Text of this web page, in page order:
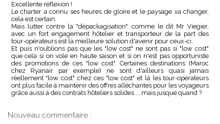
Excellente réflexion !
Le charter a connu ses heures de gloire et le paysage va changer,
cela est certain.
Mais lutter contre la "dépackagisation", comme le dit Mr Viegier,
avec un fort engagement hôtelier et transporteur de la part des
tour-opérateurs est la meilleure solution d'avenir pour ceux-ci.
Et puis n'oublions pas que les "low cost" ne sont pas si "low cost"
que cela si on vole en haute saison et si on n'est pas opportuniste
des promotions de ces "low cost". Certaines destinations (Maroc
chez Ryanair par exemple) ne sont d'ailleurs quasi jamais
réellement "low cost" chez ces "low cost" et là les tour-opérateurs
ont plus facile à maintenir des offres alléchantes pour les voyageurs
grâce aussi à des contrats hôteliers solides ... mais jusque quand ?
Nouveau commentaire :